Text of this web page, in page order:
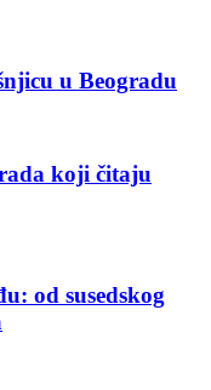
u Beogradu
koji čitaju
od susedskog